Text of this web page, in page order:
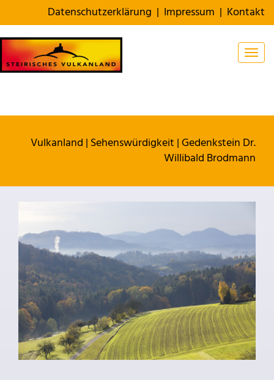
Datenschutzerklärung | Impressum | Kontakt
Vulkanland | Sehenswürdigkeit |Gedenkstein Dr.
Willibald Brodmann